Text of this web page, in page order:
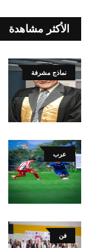
الأكثر مشاهدة
نماذج مشرفة
عرب
فن